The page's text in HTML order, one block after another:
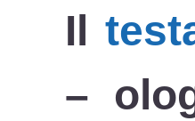
Il
–